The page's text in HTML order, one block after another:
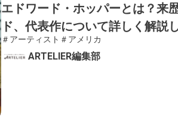
エドワード・ホッパーとは？来
ド、代表作について詳しく解説
＃アーティスト ＃アメリカ
ARTELIER編集部